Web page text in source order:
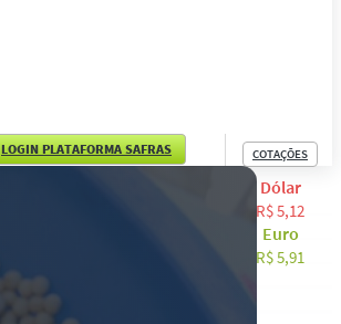
LOGIN PLATAFORMA SAFRAS COTAÇÕES
Dólar
R$ 5,12
Euro
R$ 5,91